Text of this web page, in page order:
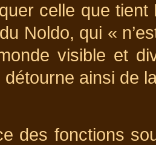
celle que
Noldo, qui «
visible et
ainsi de
des fonctions